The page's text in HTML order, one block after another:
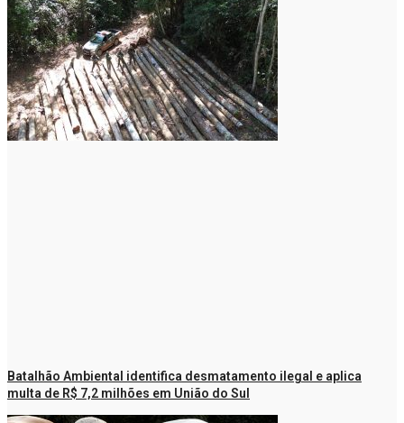
Batalhão Ambiental identifica desmatamento ilegal e aplica
multa de R$ 7,2 milhões em União do Sul